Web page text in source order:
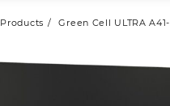
Products Green Cell ULTRA